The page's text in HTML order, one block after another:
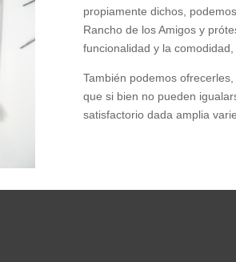
propiamente dichos,
Rancho de los Amigos y
funcionalidad y la
También podemos
que si bien no pueden
satisfactorio dada amplia